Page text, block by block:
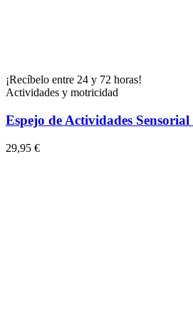
¡Recíbelo entre 24 y 72 horas!
Actividades y motricidad
Espejo de Actividades
29,95 €